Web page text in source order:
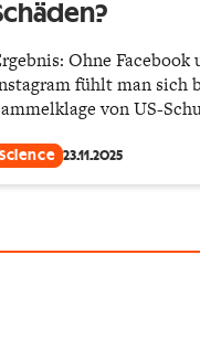
Ohne Facebook
fühlt man sich
von US-
Science 23.11.2025